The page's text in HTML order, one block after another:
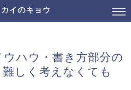
カイのキョウ
ウハウ・書き方部分の
しく考えなくても